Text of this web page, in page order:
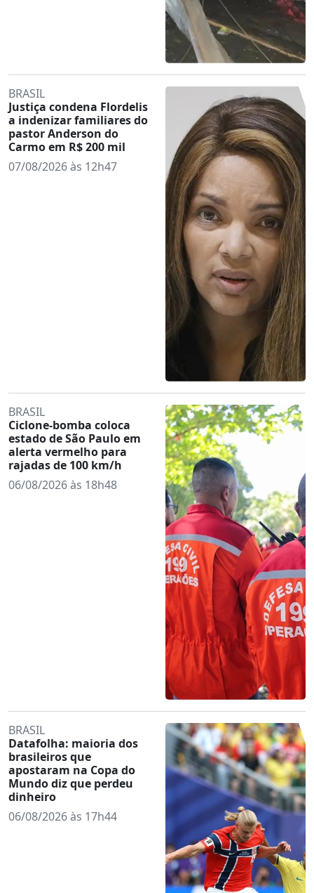
BRASIL
Justiça condena Flordelis
a indenizar familiares do
pastor Anderson do
Carmo em R$ 200 mil
07/08/2026 às 12h47
BRASIL
Ciclone-bomba coloca
estado de São Paulo em
alerta vermelho para
rajadas de 100 km/h
06/08/2026 às 18h48
BRASIL
Datafolha: maioria dos
brasileiros que
apostaram na Copa do
Mundo diz que perdeu
dinheiro
06/08/2026 às 17h44